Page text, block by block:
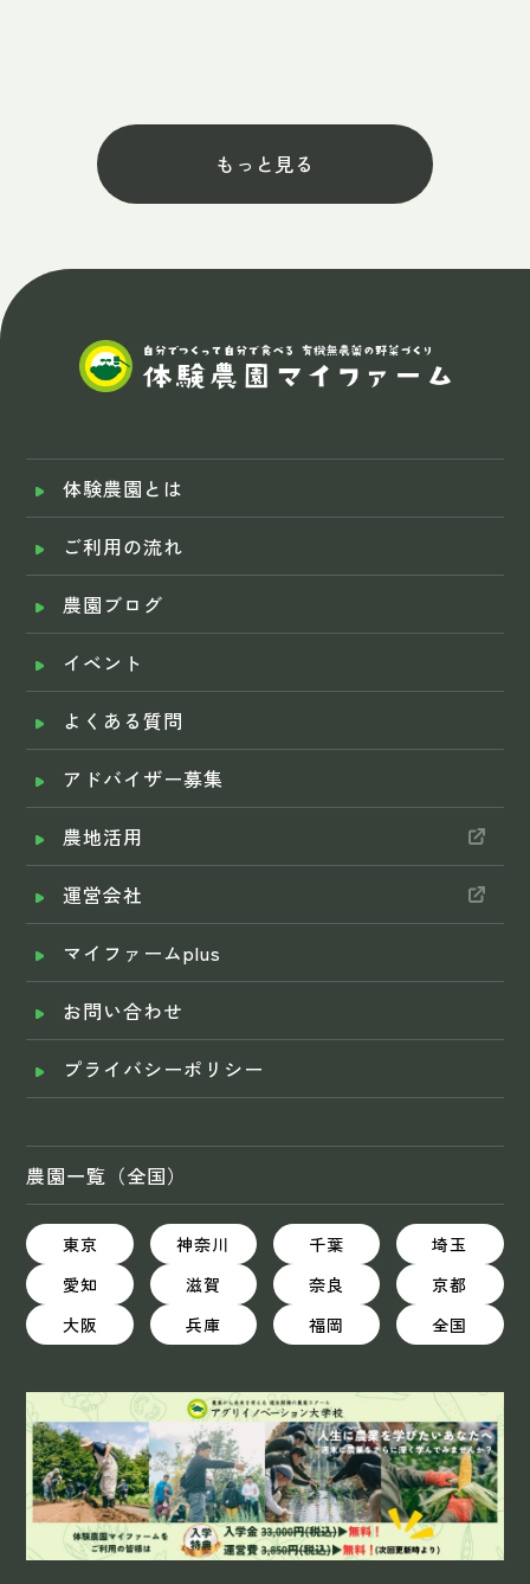
もっと見る
体験農園とは
ご利用の流れ
農園ブログ
イベント
よくある質問
アドバイザー募集
農地活用
運営会社
マイファームplus
お問い合わせ
プライバシーポリシー
農園一覧（全国）
東京 神奈川 千葉
埼玉
愛知
滋賀 奈良
京都
大阪
兵庫 福岡 全国